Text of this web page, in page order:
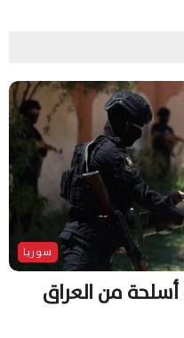
سوريا
من العراق